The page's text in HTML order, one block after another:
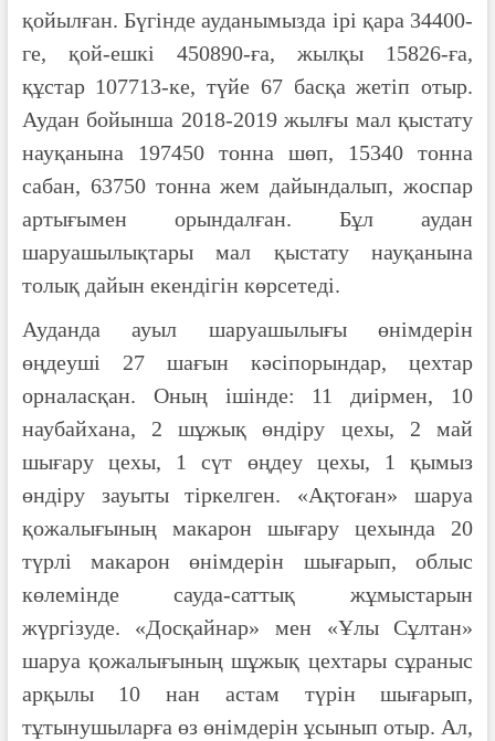
қойылған. Бүгінде ауданымызда ірі қара 34400-
ге, қой-ешкі 450890-ға, жылқы 15826-ға,
құстар 107713-ке, түйе 67 басқа жетіп отыр.
Аудан бойынша 2018-2019 жылғы мал қыстату
науқанына 197450 тонна шөп, 15340 тонна
сабан, 63750 тонна жем дайындалып, жоспар
артығымен орындалған. Бұл аудан
шаруашылықтары мал қыстату науқанына
толық дайын екендігін көрсетеді.
Ауданда ауыл шаруашылығы өнімдерін
өңдеуші 27 шағын кәсіпорындар, цехтар
орналасқан. Оның ішінде: 11 диірмен, 10
наубайхана, 2 шұжық өндіру цехы, 2 май
шығару цехы, 1 сүт өңдеу цехы, 1 қымыз
өндіру зауыты тіркелген. «Ақтоған» шаруа
қожалығының макарон шығару цехында 20
түрлі макарон өнімдерін шығарып, облыс
көлемінде сауда-саттық жұмыстарын
жүргізуде. «Досқайнар» мен «Ұлы Сұлтан»
шаруа қожалығының шұжық цехтары сұраныс
арқылы 10 нан астам түрін шығарып,
тұтынушыларға өз өнімдерін ұсынып отыр. Ал,